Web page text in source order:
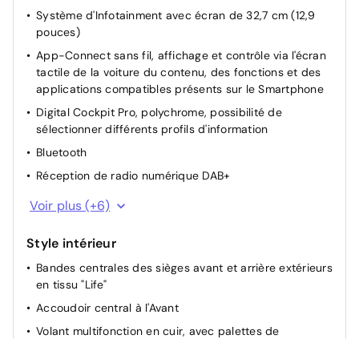
sans contact, SAFELOCK
Rétroviseur intérieur à réglage jour/nuit automatique
Rétroviseurs extérieurs à réglage, rabattement et
dégivrage électriques, avec fonction mémoire
Fonction mémoire pour assistant aux manoeuvres de
stationnement
Assistant d'intersection
Régulation des feux de route Light Assist
Sièges Avant avec réglage en hauteur
Appuis lombaires à réglage pneumatique à l'avant
Sans Caméra 360° - uniquement Camera AR
Réglage dynamique du site des projecteurs, avec feux
de virage dynamiques
Assistant au démarrage en côte
Système d'Infotainment avec écran de 32,7 cm (12,9
pouces)
App-Connect sans fil, affichage et contrôle via l'écran
tactile de la voiture du contenu, des fonctions et des
applications compatibles présents sur le Smartphone
Digital Cockpit Pro, polychrome, possibilité de
sélectionner différents profils d'information
Bluetooth
Réception de radio numérique DAB+
2 interfaces USB C à l'avant, capacité de charge
jusqu'à 45 W
e-Sound
8 haut-parleurs
Combiné d'instruments avec tachymètre électronique,
totalisateur kilométrique et totalisateur partiel,
Voir plus (+6)
Style intérieur
Bandes centrales des sièges avant et arrière extérieurs
en tissu "Life"
Accoudoir central à l'Avant
Volant multifonction en cuir, avec palettes de